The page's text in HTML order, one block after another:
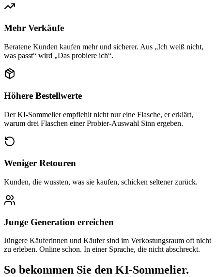
Mehr Verkäufe
Beratene Kunden kaufen mehr und sicherer. Aus „Ich weiß nicht,
was passt“ wird „Das probiere ich“.
Höhere Bestellwerte
Der KI-Sommelier empfiehlt nicht nur eine Flasche, er erklärt,
warum drei Flaschen einer Probier-Auswahl Sinn ergeben.
Weniger Retouren
Kunden, die wussten, was sie kaufen, schicken seltener zurück.
Junge Generation erreichen
Jüngere Käuferinnen und Käufer sind im Verkostungsraum oft nicht
zu erleben. Online schon. In einer Sprache, die nicht abschreckt.
So bekommen Sie den KI-Sommelier.